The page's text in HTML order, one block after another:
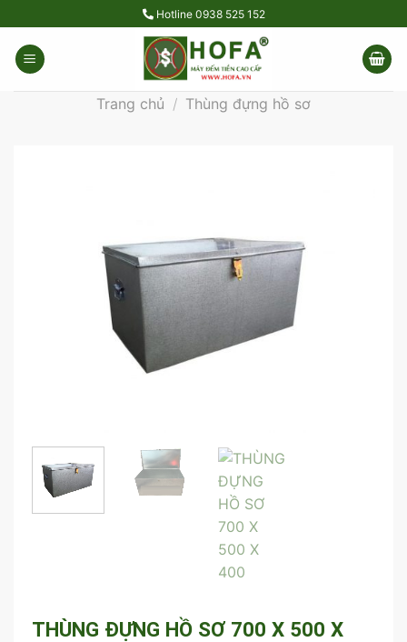
to
content
Hotline 0938 525 152
Trang chủ / Thùng đựng hồ sơ
THÙNG ĐỰNG HỒ SƠ 700 X 500 X